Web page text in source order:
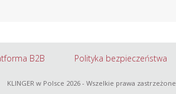
B2B Polityka bezpieczeństwa
KLINGER w Polsce 2026 - Wszelkie prawa zastrzeżone